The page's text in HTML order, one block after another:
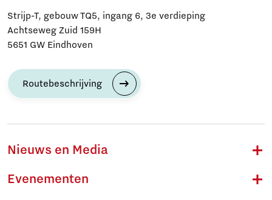
Strijp-T, gebouw TQ5, ingang 6, 3e verdieping
Achtseweg Zuid 159H
5651 GW Eindhoven
Routebeschrijving
Nieuws en Media
Evenementen